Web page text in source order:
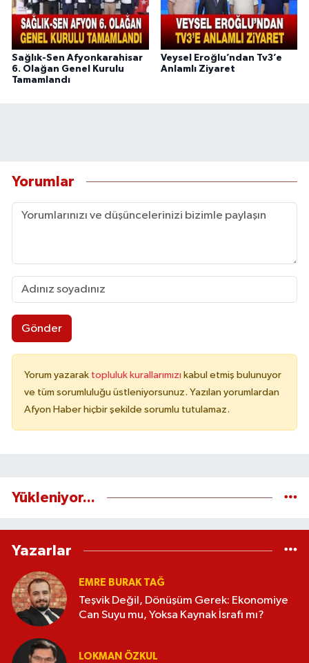
Sağlık-Sen Afyonkarahisar
6. Olağan Genel Kurulu
Tamamlandı
Veysel Eroğlu’ndan Tv3’e
Anlamlı Ziyaret
Yorumlar
Gönder
Yorum yazarak topluluk kurallarımızı kabul etmiş bulunuyor
ve tüm sorumluluğu üstleniyorsunuz. Yazılan yorumlardan
Afyon Haber hiçbir şekilde sorumlu tutulamaz.
Yükleniyor...
Yazarlar
EMRE BURAK TAĞ
Teşvik Değil, Dönüşüm Gerek: Ekonomiye
Can Suyu mu, Yoksa Kaynak İsrafı mı?
LOKMAN ÖZKUL